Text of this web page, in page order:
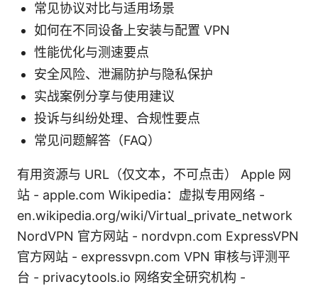
常见协议对比与适用场景
如何在不同设备上安装与配置 VPN
性能优化与测速要点
安全风险、泄漏防护与隐私保护
实战案例分享与使用建议
投诉与纠纷处理、合规性要点
常见问题解答（FAQ）
有用资源与 URL（仅文本，不可点击） Apple 网
站 - apple.com Wikipedia：虚拟专用网络 -
en.wikipedia.org/wiki/Virtual_private_network
NordVPN 官方网站 - nordvpn.com ExpressVPN
官方网站 - expressvpn.com VPN 审核与评测平
台 - privacytools.io 网络安全研究机构 -